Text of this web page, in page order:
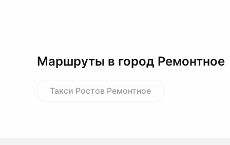
Маршруты в город Ремонтное
Такси Ростов Ремонтное